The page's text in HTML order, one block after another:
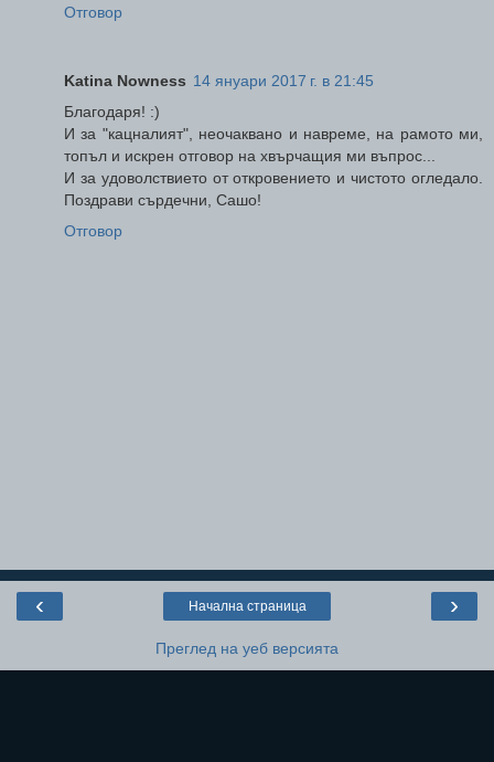
Отговор
Katina Nowness 14 януари 2017 г. в 21:45
Благодаря! :)
И за "кацналият", неочаквано и навреме, на рамото ми,
топъл и искрен отговор на хвърчащия ми въпрос...
И за удоволствието от откровението и чистото огледало.
Поздрави сърдечни, Сашо!
Отговор
‹ ›
Начална страница
Преглед на уеб версията